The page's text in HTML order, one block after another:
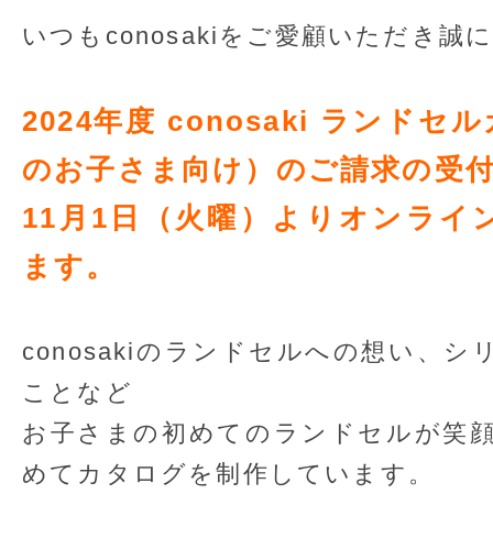
いつもconosakiをご愛顧いただき誠
2024年度 conosaki ランドセル
のお子さま向け）のご請求の受
11月1日（火曜）よりオンライ
ます。
conosakiのランドセルへの想い、シ
ことなど
お子さまの初めてのランドセルが笑
めてカタログを制作しています。